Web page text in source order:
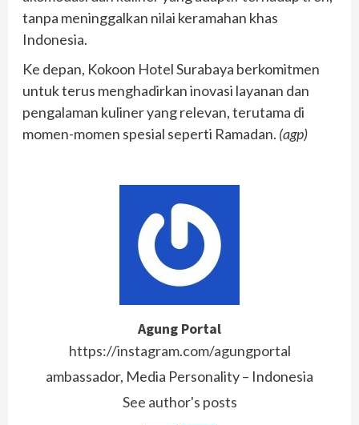
tanpa meninggalkan nilai keramahan khas
Indonesia.
Ke depan, Kokoon Hotel Surabaya berkomitmen
untuk terus menghadirkan inovasi layanan dan
pengalaman kuliner yang relevan, terutama di
momen-momen spesial seperti Ramadan. (agp)
Agung Portal
https://instagram.com/agungportal
ambassador, Media Personality – Indonesia
See author's posts